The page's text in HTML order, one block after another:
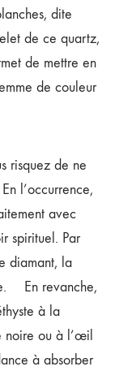
dite
de ce quartz,
de mettre en
de couleur
risquez de ne
l’occurrence,
avec
spirituel. Par
diamant, la
En revanche,
à la
noire ou à l’œil
à absorber